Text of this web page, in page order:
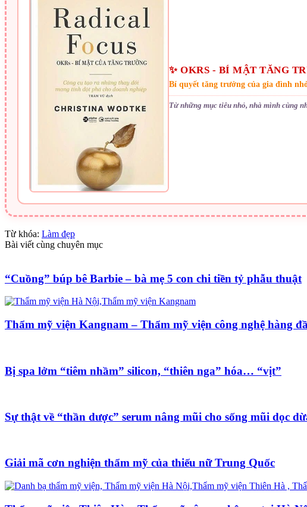
✨ OKRS - BÍ MẬT TĂNG
Bí quyết tăng trưởng của gia đình
Từ những mục tiêu nhỏ, nhà mình cùng
Từ khóa: Làm đẹp
Bài viết cùng chuyên mục
“Cuồng” búp bê Barbie – bà mẹ 5 con chi tiền tỷ phẫu thuật
Thẩm mỹ viện Kangnam – Thẩm mỹ viện công nghệ hàng
Bị spa lởm “tiêm nhầm” silicon, “thiên nga” hóa… “vịt”
Sự thật về “thần dược” serum nâng mũi cho sống mũi dọc
Giải mã cơn nghiện thẩm mỹ của thiếu nữ Trung Quốc